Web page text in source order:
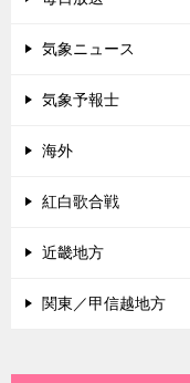
気象ニュース
気象予報士
海外
紅白歌合戦
近畿地方
関東／甲信越地方